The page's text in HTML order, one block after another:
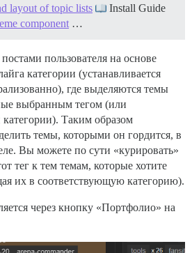
layout of topic lists
Install Guide
component …
пользователя на основе
категории (устанавливается
где выделяются темы
выбранным тегом (или
Таким образом
темы, которыми он гордится, в
Вы можете по сути «курировать»
тег к тем темам, которые хотите
их в соответствующую категорию).
через кнопку «Портфолио» на